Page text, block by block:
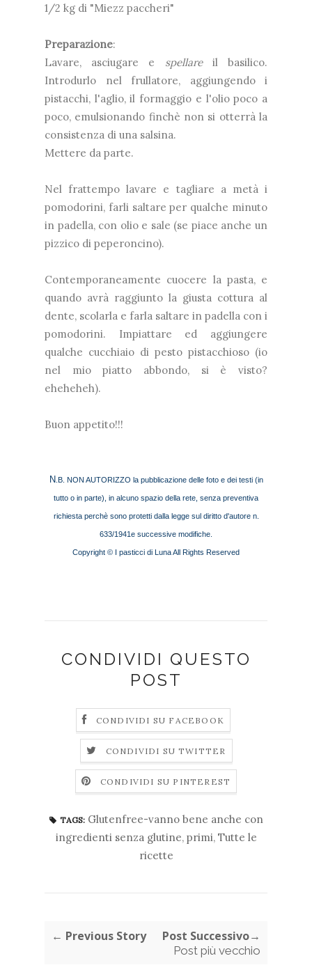
1/2 kg di "Miezz paccheri"
Preparazione:
Lavare, asciugare e spellareil basilico.
Introdurlo nel frullatore, aggiungendo i
pistacchi, l'aglio, il formaggio e l'olio poco a
poco, emulsionando finchè non si otterrà la
consistenza di una salsina.
Mettere da parte.
Nel frattempo lavare e tagliare a metà i
pomodorini, farli saltare per qualche minuto
in padella, con olio e sale (se piace anche un
pizzico di peperoncino).
Contemporaneamente cuocere la pasta, e
quando avrà raggiunto la giusta cottura al
dente, scolarla e farla saltare in padella con i
pomodorini. Impiattare ed aggiungere
qualche cucchiaio di pesto pistacchioso (io
nel mio piatto abbondo, si è visto?
eheheheh).
Buon appetito!!!
N .B. NON AUTORIZZO la pubblicazione delle foto e dei testi (in
tutto o in parte), in alcuno spazio della rete, senza preventiva
richiesta perchè sono protetti dalla legge sul diritto d'autore n.
633/1941e successive modifiche.
Copyright © I pasticci di Luna All Rights Reserved
CONDIVIDI QUESTO
POST
CONDIVIDI SU FACEBOOK
CONDIVIDI SU TWITTER
CONDIVIDI SU PINTEREST
TAGS: Glutenfree-vanno bene anche con
ingredienti senza glutine, primi, Tutte le
ricette
← Previous Story Post Successivo→
Post più vecchio